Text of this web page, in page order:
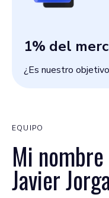
1% del
¿Es nuestro
EQUIPO
Mi
Javier